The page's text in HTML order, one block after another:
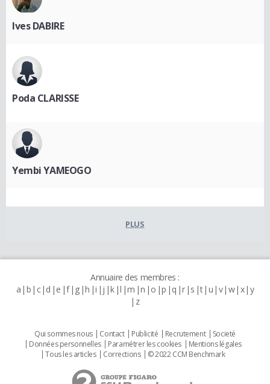
Ives DABIRE
Poda CLARISSE
Yembi YAMEOGO
PLUS
Annuaire des membres :
a b c d e f g h i j k l m n o p q r s t u v w x y
z
Qui sommes nous Contact Publicité Recrutement
Societé
Données personnelles
Paramétrer les cookies
Mentions légales
Tous les articles
Corrections © 2022 CCM Benchmark